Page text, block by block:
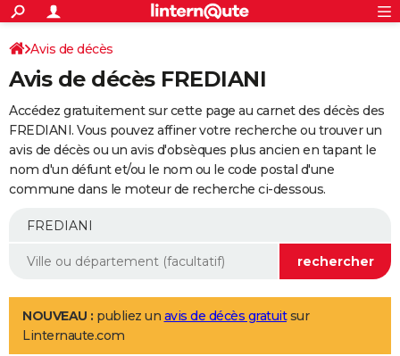
ACTUALITÉS
Politique
Société
Faits Divers
Education
Monde
Villes
+
SPORT
Coupe du monde 2026
Football
Tennis
Cyclisme
Rugby
Forum
Programme TV
TNT
Streaming
Cinéma
Sorties cinéma
Musique
+
FINANCE
Retraite
Epargne
Immobilier
Risques naturels par ville
Banque
Assurance
AUTO
Essais
Réserver un essai
Citadines
Berlines
SUV
Forum auto
+
Mobiles
Meilleur smartphone
Internet
Ordinateurs
Jeux vidéo
Guide high-tech
Aménagement intérieur
LIFESTYLE
Art de vivre
Bien-être
Loisirs
Mode
Modes de vie
Avis de décès
Avis de décès FREDIANI
Accédez gratuitement sur cette page au carnet des décès des
FREDIANI. Vous pouvez affiner votre recherche ou trouver un
avis de décès ou un avis d'obsèques plus ancien en tapant le
nom d'un défunt et/ou le nom ou le code postal d'une
commune dans le moteur de recherche ci-dessous.
NOUVEAU : publiez un avis de décès gratuitsur
Linternaute.com